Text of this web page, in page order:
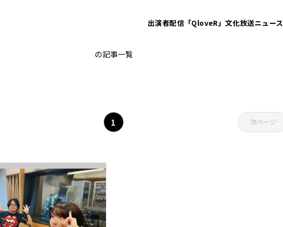
出演者配信「QloveR」文化放送ニュース
の記事一覧
1 次ページ